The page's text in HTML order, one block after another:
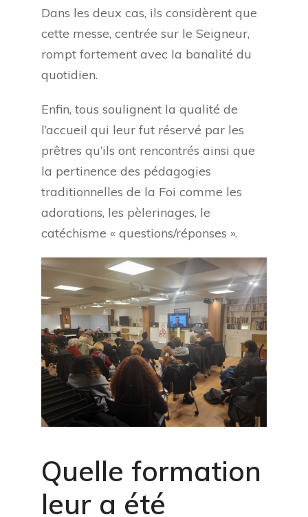
Dans les deux cas, ils considèrent que
cette messe, centrée sur le Seigneur,
rompt fortement avec la banalité du
quotidien.
Enfin, tous soulignent la qualité de
l’accueil qui leur fut réservé par les
prêtres qu’ils ont rencontrés ainsi que
la pertinence des pédagogies
traditionnelles de la Foi comme les
adorations, les pèlerinages, le
catéchisme « questions/réponses ».
Quelle formation
leur a été